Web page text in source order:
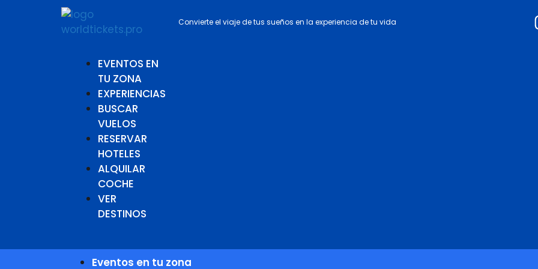
Convierte el viaje de tus sueños en la experiencia de tu vida
EVENTOS EN
TU ZONA
EXPERIENCIAS
BUSCAR
VUELOS
RESERVAR
HOTELES
ALQUILAR
COCHE
VER
DESTINOS
Eventos en tu zona